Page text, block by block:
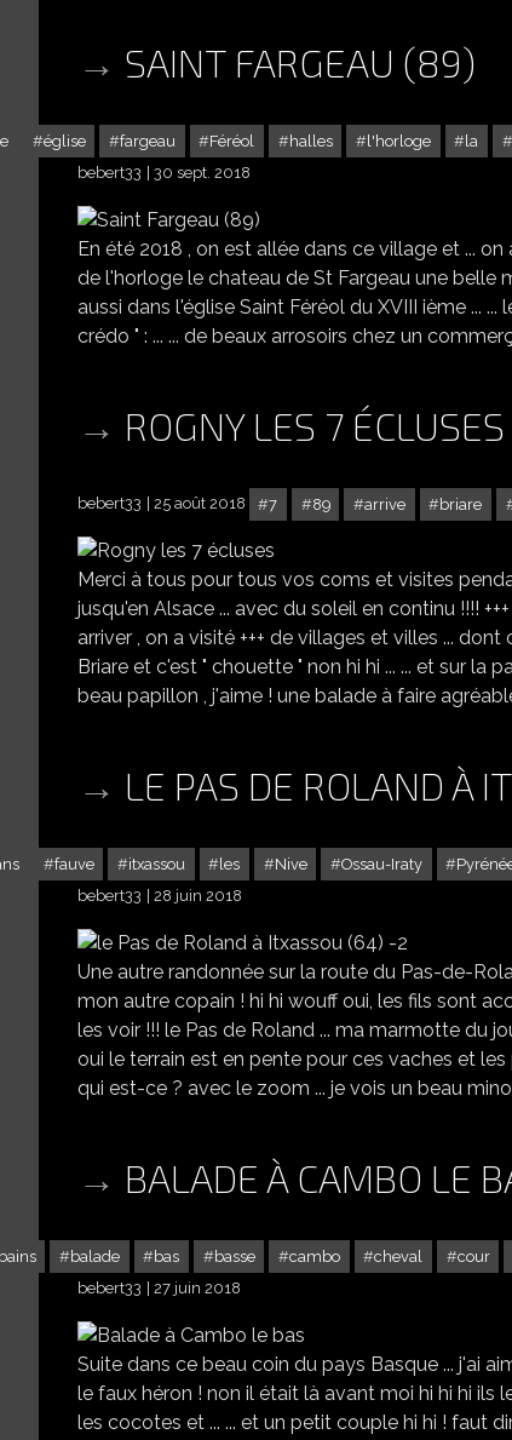
SAINT FARGEAU (89)
église fargeau Féréol halles l'horloge la
bebert33
30 sept. 2018
En été 2018 , on est allée dans ce village et ...
de l'horloge le chateau de St Fargeau une belle
aussi dans l'église Saint Féréol du XVIII ième ...
crédo " : ... ... de beaux arrosoirs chez un
ROGNY LES 7 ÉCLUSES
7 89 arrive briare
bebert33 25 août 2018
Merci à tous pour tous vos coms et visites
jusqu'en Alsace ... avec du soleil en continu !!!!
arriver , on a visité +++ de villages et villes ...
Briare et c'est " chouette " non hi hi ... ... et sur la
beau papillon , j'aime ! une balade à faire
LE PAS DE ROLAND À
fauve itxassou les Nive Ossau-Iraty
bebert33
28 juin 2018
Une autre randonnée sur la route du Pas-de-
mon autre copain ! hi hi wouff oui, les fils sont
les voir !!! le Pas de Roland ... ma marmotte du
oui le terrain est en pente pour ces vaches et
qui est-ce ? avec le zoom ... je vois un beau
BALADE À CAMBO LE
balade bas basse cambo cheval cour
bebert33
27 juin 2018
Suite dans ce beau coin du pays Basque ... j'ai
le faux héron ! non il était là avant moi hi hi hi ils
les cocotes et ... ... et un petit couple hi hi ! faut